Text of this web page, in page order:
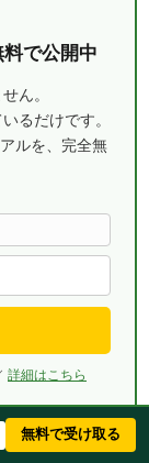
で公開中
ん。
るだけです。
ルを、完全無
詳細はこちら
無料で受け取る